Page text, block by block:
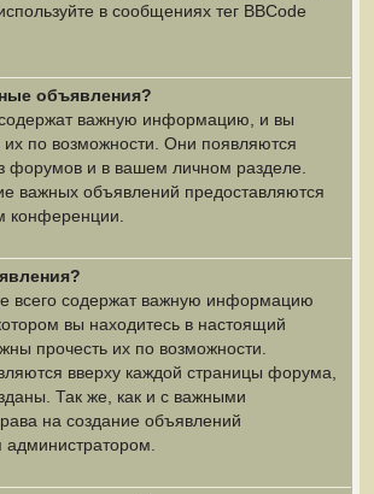
в сообщениях тег BBCode
объявления?
важную информацию, и вы
по возможности. Они появляются
форумов и в вашем личном разделе.
важных объявлений предоставляются
конференции.
всего содержат важную информацию
вы находитесь в настоящий
прочесть их по возможности.
вверху каждой страницы форума,
Так же, как и с важными
на создание объявлений
администратором.